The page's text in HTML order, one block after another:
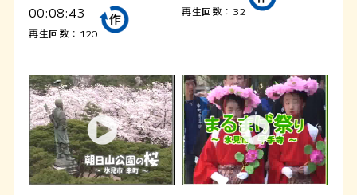
00:08:43
再生回数：120
再生回数：32